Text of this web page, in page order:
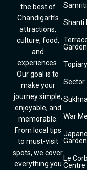
the best of
Chandigarh’s
attractions,
culture, food,
and
experiences.
Our goal is to
make your
journey simple,
enjoyable, and
memorable.
From local tips
to must-visit
spots, we cover
everything you
Shanti
Garden
Sector
War
Garden
Le
Centre